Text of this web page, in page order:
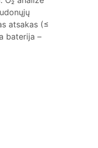
atsakas (≤
baterija –